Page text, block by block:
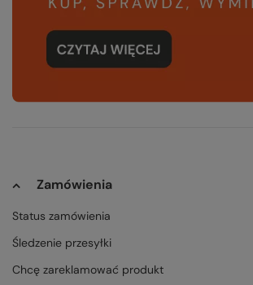
Zamówienia
Status zamówienia
Śledzenie przesyłki
Chcę zareklamować produkt